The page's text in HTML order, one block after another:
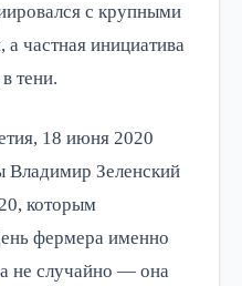
с крупными
частная инициатива
тени.
18 июня 2020
Владимир Зеленский
которым
фермера именно
не случайно — она